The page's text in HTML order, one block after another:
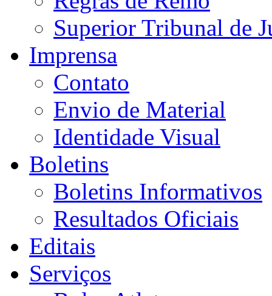
Superior Tribunal de
Imprensa
Contato
Envio de Material
Identidade Visual
Boletins
Boletins Informativos
Resultados Oficiais
Editais
Serviços